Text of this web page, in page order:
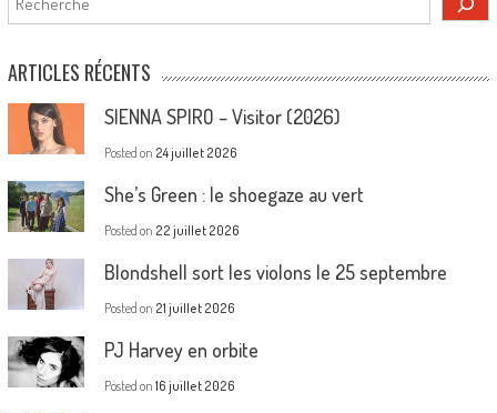
ARTICLES RÉCENTS
SIENNA SPIRO – Visitor (2026)
Posted on 24 juillet 2026
She’s Green : le shoegaze au vert
Posted on 22 juillet 2026
Blondshell sort les violons le 25 septembre
Posted on 21 juillet 2026
PJ Harvey en orbite
Posted on 16 juillet 2026